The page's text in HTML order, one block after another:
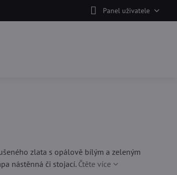
Panel uživatele
zlata s opálově bílým a zeleným
nástěnná či stojací. Čtěte více